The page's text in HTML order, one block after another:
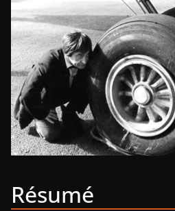
Résumé